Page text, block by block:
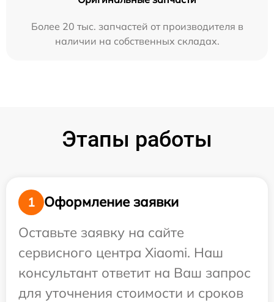
Более 20 тыс. запчастей от производителя в
наличии на собственных складах.
Этапы работы
1
Оформление заявки
Оставьте заявку на сайте
сервисного центра Xiaomi. Наш
консультант ответит на Ваш запрос
для уточнения стоимости и сроков